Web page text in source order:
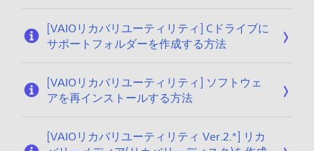
[VAIOリカバリユーティリティ] Cドライブに
サポートフォルダーを作成する方法
[VAIOリカバリユーティリティ] ソフトウェ
アを再インストールする方法
[VAIOリカバリユーティリティ Ver.2.*] リカ